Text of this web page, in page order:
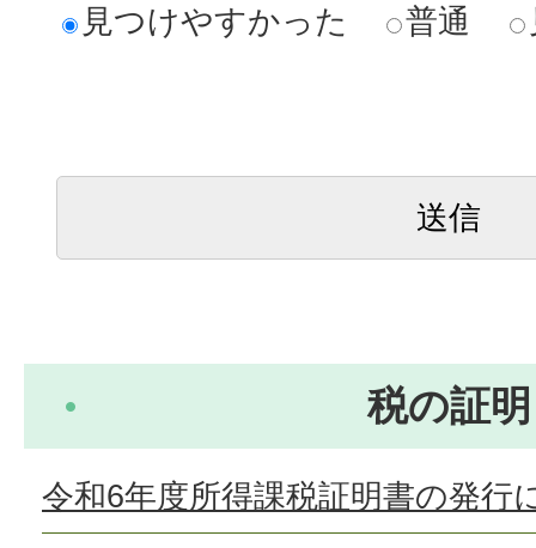
見つけやすかった
普通
税の証明
令和6年度所得課税証明書の発行